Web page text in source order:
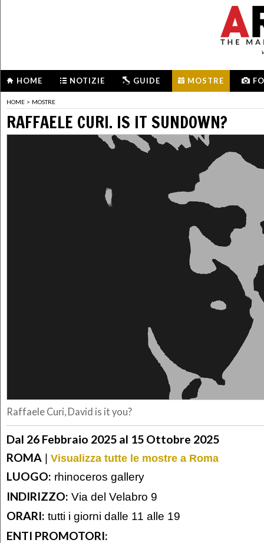
HOME NOTIZIE GUIDE MOSTRE
HOME > MOSTRE
RAFFAELE CURI. IS IT SUNDOWN?
Raffaele Curi, David is it you?
Dal 26 Febbraio 2025 al 15 Ottobre 2025
ROMA | Visualizza tutte le mostre a Roma
LUOGO: rhinoceros gallery
INDIRIZZO: Via del Velabro 9
ORARI: tutti i giorni dalle 11 alle 19
ENTI PROMOTORI: